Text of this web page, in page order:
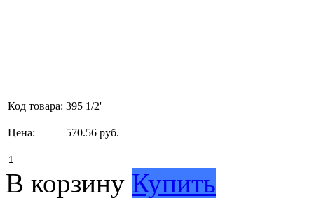
Код товара: 395 1/2'
Цена: 570.56 руб.
В корзину Купить